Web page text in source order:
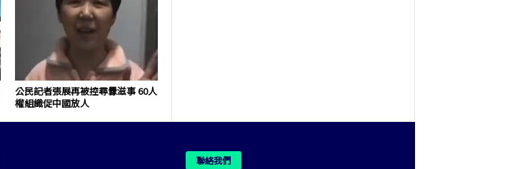
公民記者張展再被控尋釁滋事 60人
權組織促中國放人
聯絡我們